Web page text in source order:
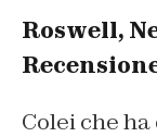
Roswell,
Colei che